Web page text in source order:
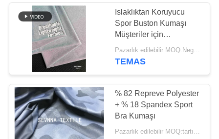
Yoga Giyim Kumaş
164
Islaklıktan Koruyucu
Spor Buston Kumaşı
Müşteriler için
Malzemeler Maksimum
Konfor
Pazarlık edilebilir MOQ:Negotiable
TEMAS
% 82 Repreve Polyester
+ % 18 Spandex Sport
Bra Kumaşı
Pazarlık edilebilir MOQ:tartışılabilir